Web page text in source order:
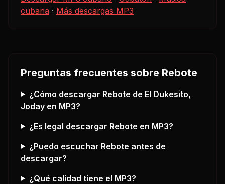
cubana · Más descargas MP3
Preguntas frecuentes sobre Rebote
¿Cómo descargar Rebote de El Dukesito,
Joday en MP3?
¿Es legal descargar Rebote en MP3?
¿Puedo escuchar Rebote antes de
descargar?
¿Qué calidad tiene el MP3?